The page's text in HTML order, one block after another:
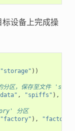
设备上完成操
"storage" ))
区，保存至文件
, "spiffs" ),
分区
"factory" ),